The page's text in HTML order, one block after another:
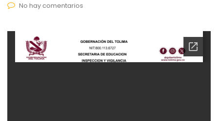
No hay comentarios